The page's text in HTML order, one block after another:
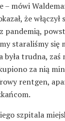
mówi
że włączył
pandemią,
staraliśmy się
była trudna, zaś
za nią
rentgen,
szpitala